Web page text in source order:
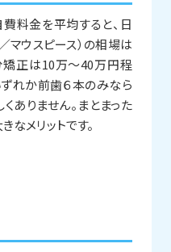
料金を平均すると、日
マウスピース）の相場は
矯正は10万～40万円程
れか前歯６本のみなら
ありません。まとまった
メリットです。